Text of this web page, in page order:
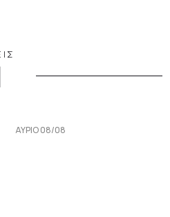
ΑΥΡΙΟ 08/08